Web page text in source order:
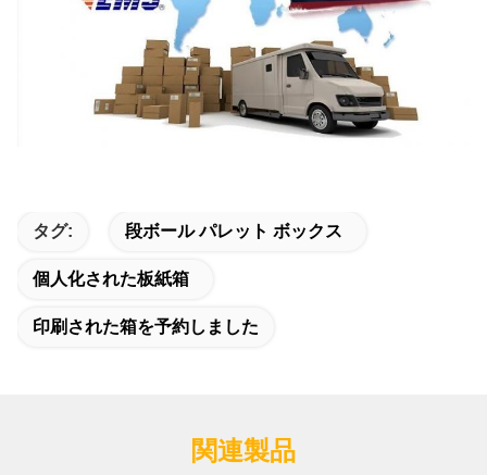
タグ: 段ボール パレット ボックス
個人化された板紙箱
印刷された箱を予約しました
関連製品